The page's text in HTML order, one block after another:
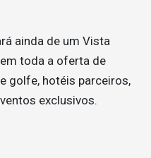
ainda de um Vista
toda a oferta de
golfe, hotéis parceiros,
exclusivos.